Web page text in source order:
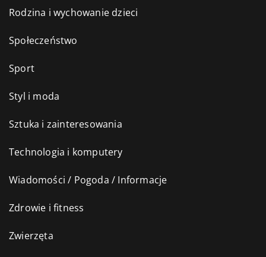
Rodzina i wychowanie dzieci
Społeczeństwo
Sport
Styl i moda
Sztuka i zainteresowania
Technologia i komputery
Wiadomości / Pogoda / Informacje
Zdrowie i fitness
Zwierzęta